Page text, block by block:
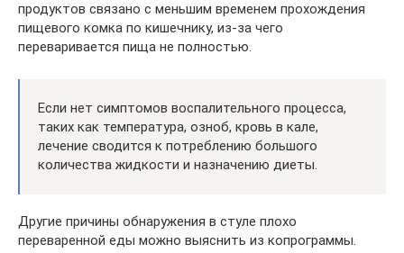
продуктов связано с меньшим временем прохождения
пищевого комка по кишечнику, из-за чего
переваривается пища не полностью.
Если нет симптомов воспалительного процесса,
таких как температура, озноб, кровь в кале,
лечение сводится к потреблению большого
количества жидкости и назначению диеты.
Другие причины обнаружения в стуле плохо
переваренной еды можно выяснить из копрограммы.